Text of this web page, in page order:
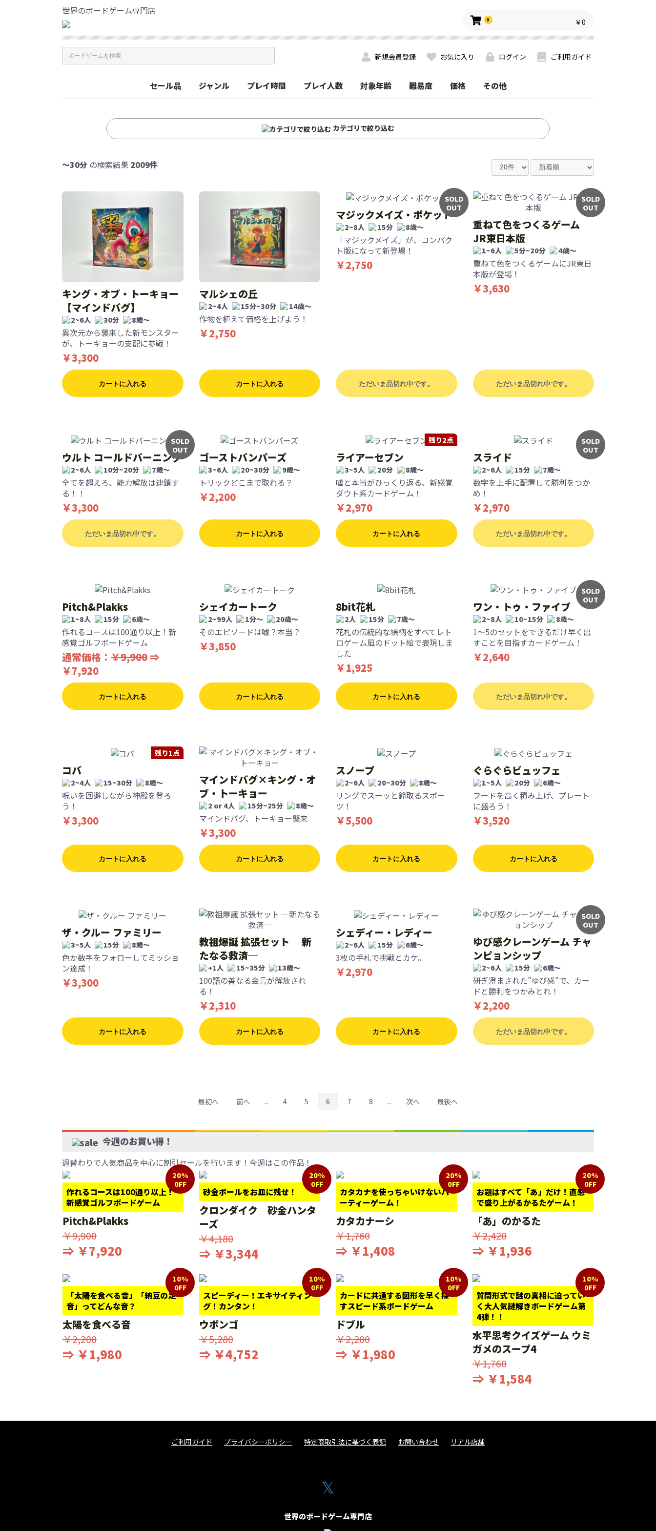
世界のボードゲーム専門店
0 ￥0
新規会員登録 お気に入り ログイン ご利用ガイド
セール品 ジャンル プレイ時間 プレイ人数 対象年齢 難易度 価格 その他
カテゴリで絞り込む
〜30分 の検索結果 2009件
キング・オブ・トーキョー
【マインドバグ】
2~6人 30分 8歳〜
異次元から襲来した新モンスター
が、トーキョーの支配に参戦！
￥3,300
カートに入れる
マルシェの丘
2~4人 15分~30分 14歳〜
作物を植えて価格を上げよう！
￥2,750
カートに入れる
SOLD
OUT
マジックメイズ・ポケット
2~8人 15分 8歳〜
「マジックメイズ」が、コンパク
ト版になって新登場！
￥2,750
ただいま品切れ中です。
SOLD
OUT
重ねて色をつくるゲーム
JR東日本版
1~6人 5分~20分 4歳〜
重ねて色をつくるゲームにJR東日
本版が登場！
￥3,630
ただいま品切れ中です。
SOLD
OUT
ウルト コールドバーニング
2~6人 10分~20分 7歳〜
全てを超えろ、能力解放は連鎖す
る！！
￥3,300
ただいま品切れ中です。
ゴーストバンパーズ
3~6人 20~30分 9歳〜
トリックどこまで取れる？
￥2,200
カートに入れる
残り2点
ライアーセブン
3~5人 20分 8歳〜
嘘と本当がひっくり返る、新感覚
ダウト系カードゲーム！
￥2,970
カートに入れる
SOLD
OUT
スライド
2~6人 15分 7歳〜
数字を上手に配置して勝利をつか
め！
￥2,970
ただいま品切れ中です。
Pitch&Plakks
1~8人 15分 6歳〜
作れるコースは100通り以上！新
感覚ゴルフボードゲーム
通常価格： ￥9,900⇒
￥7,920
カートに入れる
シェイカートーク
2~99人 1分〜 20歳〜
そのエピソードは嘘？本当？
￥3,850
カートに入れる
8bit花札
2人 15分 7歳〜
花札の伝統的な絵柄をすべてレト
ロゲーム風のドット絵で表現しま
した
￥1,925
カートに入れる
SOLD
OUT
ワン・トゥ・ファイブ
2~8人 10~15分 8歳〜
1〜5のセットをできるだけ早く出
すことを目指すカードゲーム！
￥2,640
ただいま品切れ中です。
残り1点
コバ
2~4人 15~30分 8歳〜
呪いを回避しながら神殿を登ろ
う！
￥3,300
カートに入れる
マインドバグ×キング・オ
ブ・トーキョー
2 or 4人 15分~25分 8歳〜
マインドバグ、トーキョー襲来
￥3,300
カートに入れる
スノープ
2~6人 20~30分 8歳〜
リングでスーッと鈴取るスポー
ツ！
￥5,500
カートに入れる
ぐらぐらビュッフェ
1~5人 20分 6歳〜
フードを高く積み上げ、プレート
に盛ろう！
￥3,520
カートに入れる
ザ・クルー ファミリー
3~5人 15分 8歳〜
色か数字をフォローしてミッショ
ン達成！
￥3,300
カートに入れる
教祖爆誕 拡張セット ─新
たなる救済─
+1人 15~35分 13歳〜
100語の善なる金言が解放され
る！
￥2,310
カートに入れる
シェディー・レディー
2~6人 15分 6歳〜
3枚の手札で挑戦とカケ。
￥2,970
カートに入れる
SOLD
OUT
ゆび感クレーンゲーム チャ
ンピョンシップ
2~6人 15分 6歳〜
研ぎ澄まされた”ゆび感”で、カー
ドと勝利をつかみとれ！
￥2,200
ただいま品切れ中です。
最初へ 前へ ... 4 5 6 7 8 ... 次へ 最後へ
今週のお買い得！
週替わりで人気商品を中心に割引セールを行います！今週はこの作品！
作れるコースは100通り以上！
新感覚ゴルフボードゲーム
20%
0FF
Pitch&Plakks
￥9,900
⇒ ￥7,920
砂金ボールをお皿に残せ！
20%
0FF
クロンダイク 砂金ハンタ
ーズ
￥4,180
⇒ ￥3,344
カタカナを使っちゃいけないパ
ーティーゲーム！
20%
0FF
カタカナーシ
￥1,760
⇒ ￥1,408
お題はすべて「あ」だけ！直感
で盛り上がるかるたゲーム！
20%
0FF
「あ」のかるた
￥2,420
⇒ ￥1,936
「太陽を食べる音」「納豆の足
音」ってどんな音？
10%
0FF
太陽を食べる音
￥2,200
⇒ ￥1,980
スピーディー！エキサイティン
グ！カンタン！
10%
0FF
ウボンゴ
￥5,280
⇒ ￥4,752
カードに共通する図形を早く探
すスピード系ボードゲーム
10%
0FF
ドブル
￥2,200
⇒ ￥1,980
質問形式で謎の真相に迫ってい
く大人気謎解きボードゲーム第
4弾！！
10%
0FF
水平思考クイズゲーム ウミ
ガメのスープ4
￥1,760
⇒ ￥1,584
ご利用ガイド プライバシーポリシー 特定商取引法に基づく表記 お問い合わせ リアル店舗
𝕏
世界のボードゲーム専門店